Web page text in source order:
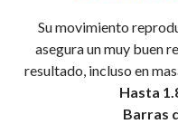
Su movimiento
asegura un muy buen
resultado, incluso en
Hasta
Barras